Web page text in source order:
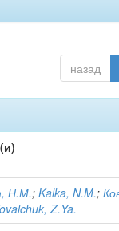
назад
Н.М.;Kalka, N.M.;
Z.Ya.